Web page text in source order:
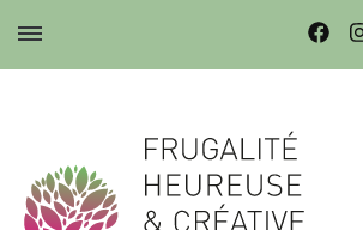
Frugalité dans l'architecture et le ménagement des territoires